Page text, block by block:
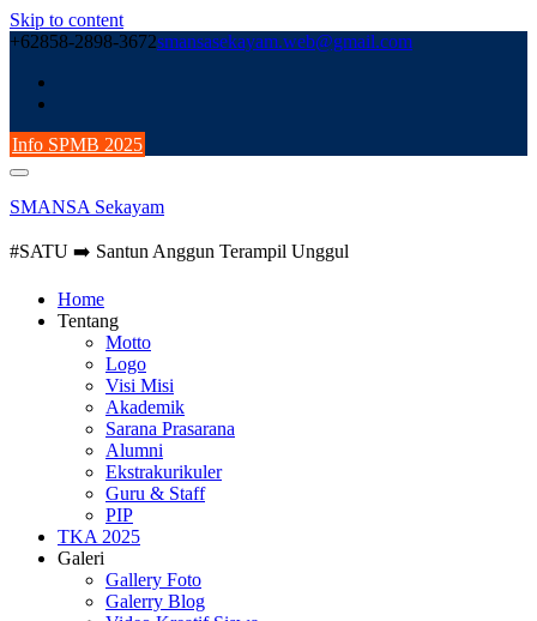
Skip to content
+62858-2898-3672smansasekayam.web@gmail.com
Info SPMB 2025
SMANSA Sekayam
#SATU ➡️ Santun Anggun Terampil Unggul
Home
Tentang
Motto
Logo
Visi Misi
Akademik
Sarana Prasarana
Alumni
Ekstrakurikuler
Guru & Staff
PIP
TKA 2025
Galeri
Gallery Foto
Galerry Blog